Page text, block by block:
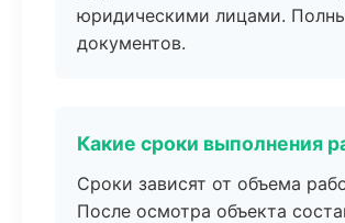
юридическими лицами.
документов.
Какие сроки выполнения
Сроки зависят от объема
После осмотра объекта